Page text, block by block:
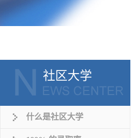
社区大学
什么是社区大学